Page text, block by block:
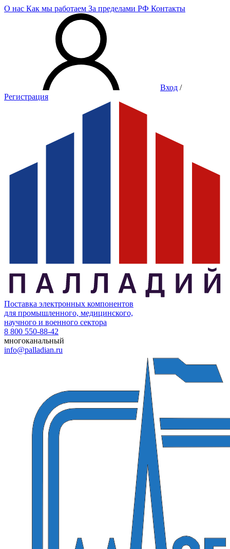
О нас Как мы работаем За пределами РФ Контакты
Вход /
Регистрация
Поставка электронных компонентов
для промышленного, медицинского,
научного и военного сектора
8 800 550-88-42
многоканальный
info@palladian.ru